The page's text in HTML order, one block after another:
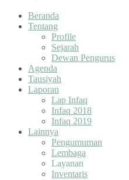
Beranda
Tentang
Profile
Sejarah
Dewan Pengurus
Agenda
Tausiyah
Laporan
Lap Infaq
Infaq 2018
Infaq 2019
Lainnya
Pengumuman
Lembaga
Layanan
Inventaris